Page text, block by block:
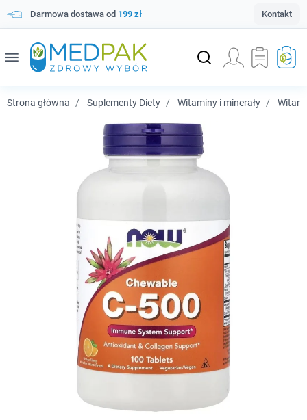
Darmowa dostawa od 199 zł Kontakt
menu
Strona główna Suplementy Diety Witaminy i minerały